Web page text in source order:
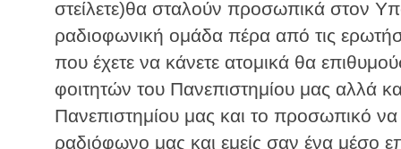
στείλετε)θα σταλούν προσωπικά στον
ραδιοφωνική ομάδα πέρα από τις
που έχετε να κάνετε ατομικά θα
φοιτητών του Πανεπιστημίου μας αλλά
Πανεπιστημίου μας και το προσωπικό
ραδιόφωνο μας και εμείς σαν ένα μέσο